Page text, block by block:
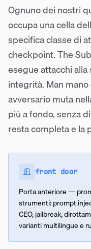
Ognuno dei nostri
occupa una cella
specifica classe di
checkpoint. The
esegue attacchi
integrità. Man
avversario muta
più a fondo, senza
resta completa e la
front door
Porta anteriore —
strumenti: prompt
CEO, jailbreak,
varianti multilingue e